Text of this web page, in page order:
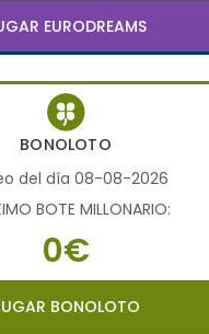
EURODREAMS
BONOLOTO
del día 08-08-2026
BOTE MILLONARIO:
0€
BONOLOTO